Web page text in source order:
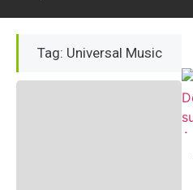
Tag: Universal Music